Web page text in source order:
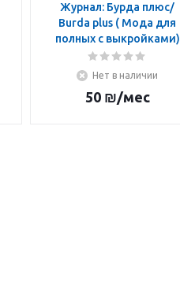
Журнал: Бурда плюс/
Burda plus ( Мода для
полных с выкройками)
Нет в наличии
50₪/мес